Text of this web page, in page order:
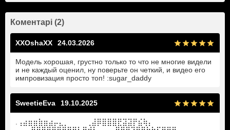
Коментарі (2)
XXOshaXX 24.03.2026
Модель хорошая, грустно только то что не многие видели
и не каждый оценил, ну поверьте он четкий, и видео его
импровизация просто топ! :sugar_daddy
SweetieEva 19.10.2025
.⢠⣴⣶⣶⣷⣶⣴⡤⣄⡀ ⠀⠀⠀⢀⣼⡿⣿⣿⣿⣟⣽⣽⡟⣮⢷⡄